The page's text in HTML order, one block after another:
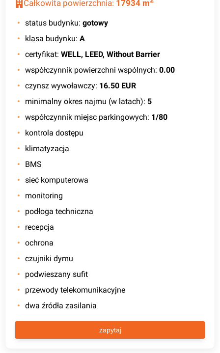
zapytaj
Całkowita powierzchnia: 17934 m
status budynku: gotowy
klasa budynku: A
certyfikat: WELL, LEED, Without Barrier
współczynnik powierzchni wspólnych: 0.00
czynsz wywoławczy: 16.50 EUR
minimalny okres najmu (w latach): 5
współczynnik miejsc parkingowych: 1/80
kontrola dostępu
klimatyzacja
BMS
sieć komputerowa
monitoring
podłoga techniczna
recepcja
ochrona
czujniki dymu
podwieszany sufit
przewody telekomunikacyjne
dwa źródła zasilania